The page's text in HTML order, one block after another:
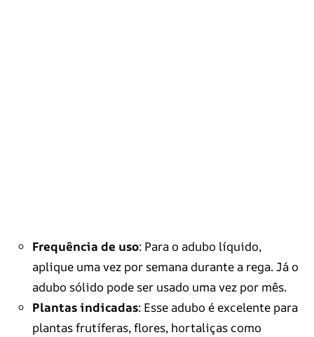
Frequência de uso: Para o adubo líquido,
aplique uma vez por semana durante a rega. Já o
adubo sólido pode ser usado uma vez por mês.
Plantas indicadas: Esse adubo é excelente para
plantas frutíferas, flores, hortaliças como